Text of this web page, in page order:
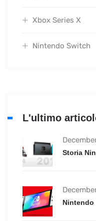
Xbox Series X
Nintendo Switch
L'ultimo
Storia
Nintendo